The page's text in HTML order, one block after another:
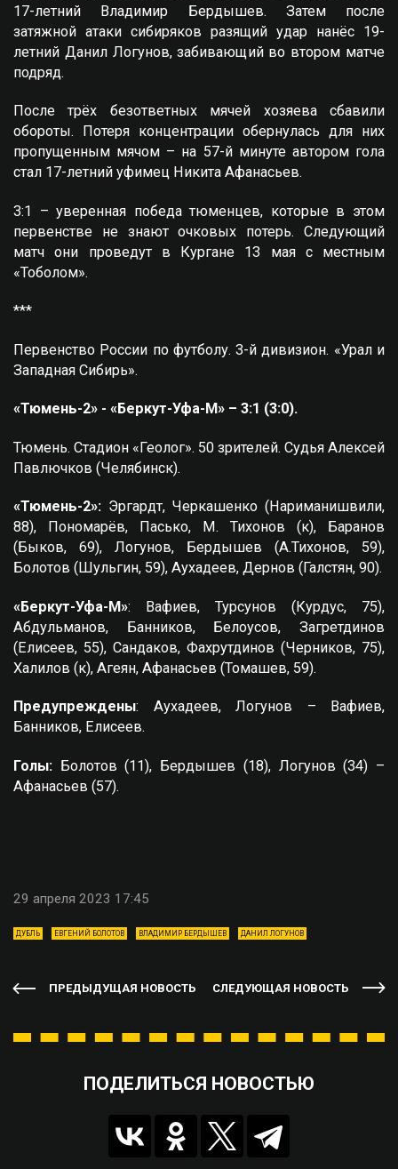
17-летний Владимир Бердышев. Затем после
затяжной атаки сибиряков разящий удар нанёс 19-
летний Данил Логунов, забивающий во втором матче
подряд.
После трёх безответных мячей хозяева сбавили
обороты. Потеря концентрации обернулась для них
пропущенным мячом – на 57-й минуте автором гола
стал 17-летний уфимец Никита Афанасьев.
3:1 – уверенная победа тюменцев, которые в этом
первенстве не знают очковых потерь. Следующий
матч они проведут в Кургане 13 мая с местным
«Тоболом».
***
Первенство России по футболу. 3-й дивизион. «Урал и
Западная Сибирь».
«Тюмень-2» - «Беркут-Уфа-М» – 3:1 (3:0).
Тюмень. Стадион «Геолог». 50 зрителей. Судья Алексей
Павлючков (Челябинск).
«Тюмень-2»: Эргардт, Черкашенко (Нариманишвили,
88), Пономарёв, Пасько, М. Тихонов (к), Баранов
(Быков, 69), Логунов, Бердышев (А.Тихонов, 59),
Болотов (Шульгин, 59), Аухадеев, Дернов (Галстян, 90).
«Беркут-Уфа-М»: Вафиев, Турсунов (Курдус, 75),
Абдульманов, Банников, Белоусов, Загретдинов
(Елисеев, 55), Сандаков, Фахрутдинов (Черников, 75),
Халилов (к), Агеян, Афанасьев (Томашев, 59).
Предупреждены: Аухадеев, Логунов – Вафиев,
Банников, Елисеев.
Голы: Болотов (11), Бердышев (18), Логунов (34) –
Афанасьев (57).
29 апреля 2023 17:45
ДУБЛЬ ЕВГЕНИЙ БОЛОТОВ ВЛАДИМИР БЕРДЫШЕВ ДАНИЛ ЛОГУНОВ
ПРЕДЫДУЩАЯ НОВОСТЬ СЛЕДУЮЩАЯ НОВОСТЬ
ПОДЕЛИТЬСЯ НОВОСТЬЮ